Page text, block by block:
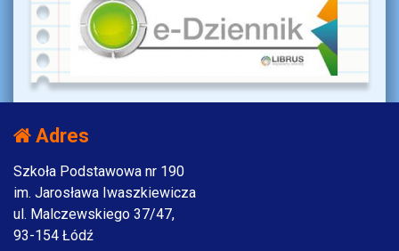
Adres
Szkoła Podstawowa nr 190
im. Jarosława Iwaszkiewicza
ul. Malczewskiego 37/47,
93-154 Łódź